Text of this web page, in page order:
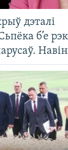
дэталі
б’е